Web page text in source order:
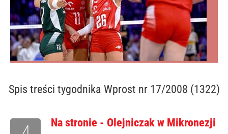
Spis treści tygodnika Wprost nr 17/2008 (1322)
Na stronie - Olejniczak w Mikronezji